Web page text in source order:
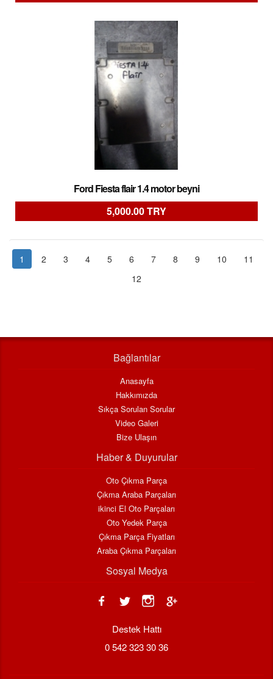
Ford Fiesta flair 1.4 motor beyni
5,000.00 TRY
1 2 3 4 5 6 7 8 9 10
11
12
Bağlantılar
Anasayfa
Hakkımızda
Sıkça Sorulan Sorular
Video Galeri
Bize Ulaşın
Haber & Duyurular
Oto Çıkma Parça
Çıkma Araba Parçaları
ikinci El Oto Parçaları
Oto Yedek Parça
Çıkma Parça Fiyatları
Araba Çıkma Parçaları
Sosyal Medya
Destek Hattı
0 542 323 30 36